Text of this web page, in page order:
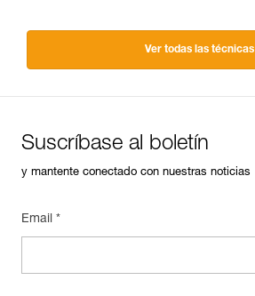
Ver todas las técnicas
Suscríbase al boletín
y mantente conectado con nuestras noticias
Email *